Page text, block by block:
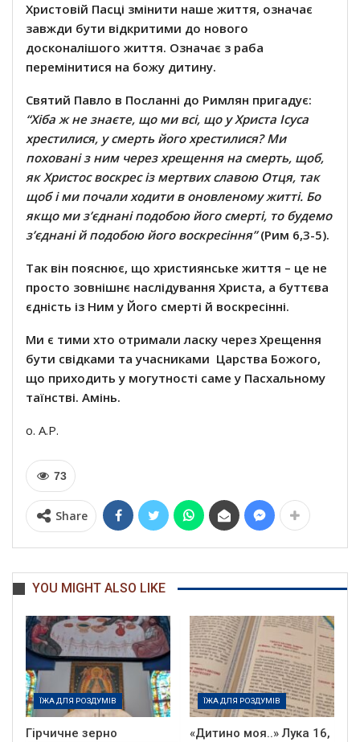
Христовій Пасці змінити наше життя, означає
завжди бути відкритими до нового
досконалішого життя. Означає з раба
перемінитися на божу дитину.
Святий Павло в Посланні до Римлян пригадує:
“Хіба ж не знаєте, що ми всі, що у Христа Ісуса
хрестилися, у смерть його хрестилися? Ми
поховані з ним через хрещення на смерть, щоб,
як Христос воскрес із мертвих славою Отця, так
щоб і ми почали ходити в оновленому житті. Бо
якщо ми з’єднані подобою його смерті, то будемо
з’єднані й подобою його воскресіння”(Рим 6,3-5).
Так він пояснює, що християнське життя – це не
просто зовнішнє наслідування Христа, а буттєва
єдність із Ним у Його смерті й воскресінні.
Ми є тими хто отримали ласку через Хрещення
бути свідками та учасниками Царства Божого,
що приходить у могутності саме у Пасхальному
таїнстві. Амінь.
о. А.Р.
73
Share
YOU MIGHT ALSO LIKE
ЇЖА ДЛЯ РОЗДУМІВ
Гірчичне зерно
ЇЖА ДЛЯ РОЗДУМІВ
«Дитино моя..» Лука 16,